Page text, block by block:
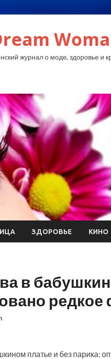
журнал о моде, здоровье и
ЗДОРОВЬЕ КИНО
в
платье и без парика: